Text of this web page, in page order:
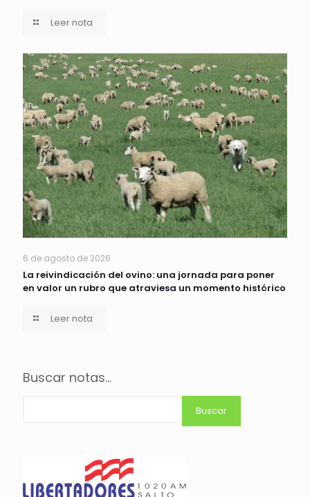
Leer nota
6 de agosto de 2026
La reivindicación del ovino: una jornada para poner
en valor un rubro que atraviesa un momento histórico
Leer nota
Buscar notas...
Buscar